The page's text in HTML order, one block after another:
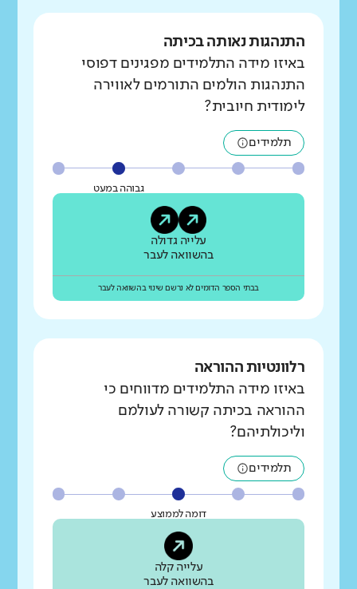
התנהגות נאותה בכיתה
באיזו מידה התלמידים מפגינים דפוסי
התנהגות הולמים התורמים לאווירה
לימודית חיובית?
תלמידים
גבוהה במעט
עלייה גדולה
בהשוואה לעבר
בבתי הספר הדומים לא נרשם שינוי בהשוואה לעבר
רלוונטיות ההוראה
באיזו מידה התלמידים מדווחים כי
ההוראה בכיתה קשורה לעולמם
וליכולתיהם?
תלמידים
דומה לממוצע
עלייה קלה
בהשוואה לעבר